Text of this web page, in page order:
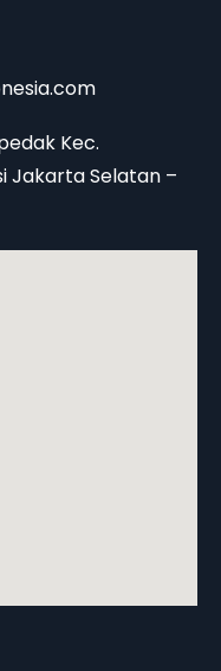
Kec.
Jakarta Selatan –